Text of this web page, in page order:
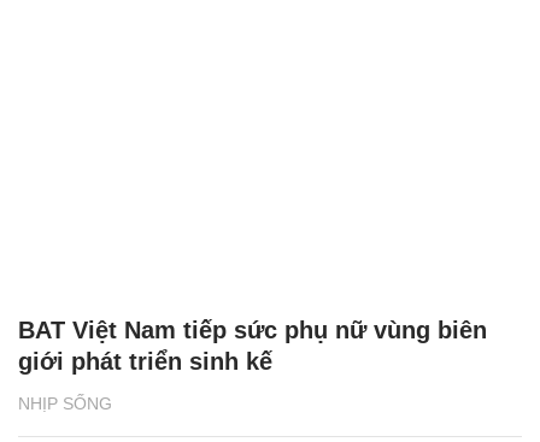
NHỊP SỐNG
BAT Việt Nam tiếp sức phụ nữ vùng biên
giới phát triển sinh kế